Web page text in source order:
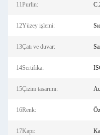
11Purlin:
12Yüzey işlemi:
13Çatı ve duvar:
14Sertifika:
15Çizim tasarımı:
16Renk:
17Kapı: